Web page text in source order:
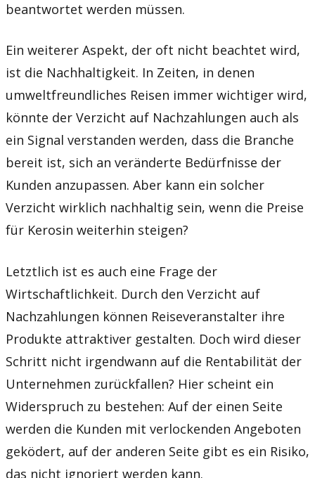
beantwortet werden müssen.
Ein weiterer Aspekt, der oft nicht beachtet wird,
ist die Nachhaltigkeit. In Zeiten, in denen
umweltfreundliches Reisen immer wichtiger wird,
könnte der Verzicht auf Nachzahlungen auch als
ein Signal verstanden werden, dass die Branche
bereit ist, sich an veränderte Bedürfnisse der
Kunden anzupassen. Aber kann ein solcher
Verzicht wirklich nachhaltig sein, wenn die Preise
für Kerosin weiterhin steigen?
Letztlich ist es auch eine Frage der
Wirtschaftlichkeit. Durch den Verzicht auf
Nachzahlungen können Reiseveranstalter ihre
Produkte attraktiver gestalten. Doch wird dieser
Schritt nicht irgendwann auf die Rentabilität der
Unternehmen zurückfallen? Hier scheint ein
Widerspruch zu bestehen: Auf der einen Seite
werden die Kunden mit verlockenden Angeboten
geködert, auf der anderen Seite gibt es ein Risiko,
das nicht ignoriert werden kann.